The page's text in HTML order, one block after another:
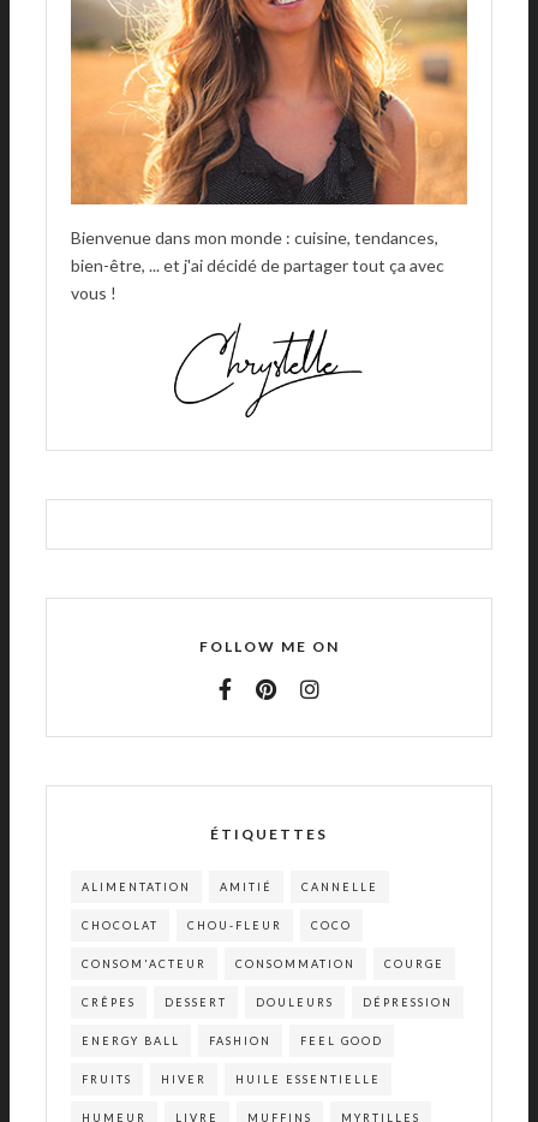
Bienvenue dans mon monde : cuisine, tendances,
bien-être, ... et j'ai décidé de partager tout ça avec
vous !
FOLLOW ME ON
ÉTIQUETTES
ALIMENTATION AMITIÉ CANNELLE
CHOCOLAT CHOU-FLEUR COCO
CONSOM'ACTEUR CONSOMMATION COURGE
CRÊPES DESSERT DOULEURS DÉPRESSION
ENERGY BALL FASHION FEEL GOOD
FRUITS HIVER HUILE ESSENTIELLE
HUMEUR LIVRE MUFFINS MYRTILLES